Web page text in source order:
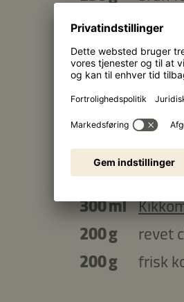
1 tsk.
1
bundt
Tacos:
20
stk.
150 g
sour
100 g
300 ml
200 g
revet
200 g
frisk